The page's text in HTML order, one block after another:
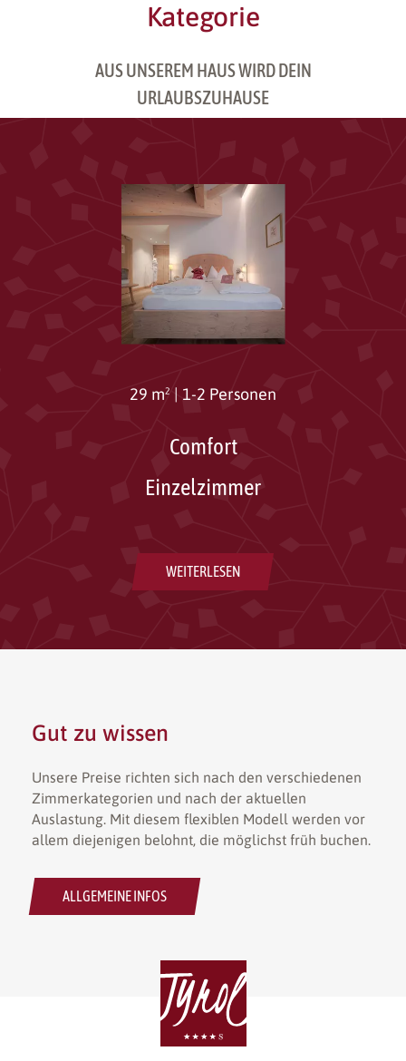
Kategorie
AUS UNSEREM HAUS WIRD DEIN
URLAUBSZUHAUSE
29 m² | 1-2 Personen
Comfort
Einzelzimmer
WEITERLESEN
Gut zu wissen
Unsere Preise richten sich nach den verschiedenen
Zimmerkategorien und nach der aktuellen
Auslastung. Mit diesem flexiblen Modell werden vor
allem diejenigen belohnt, die möglichst früh buchen.
ALLGEMEINE INFOS